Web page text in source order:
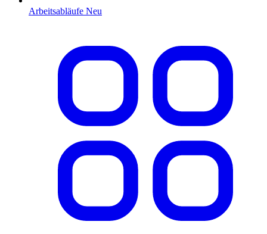
Arbeitsabläufe Neu